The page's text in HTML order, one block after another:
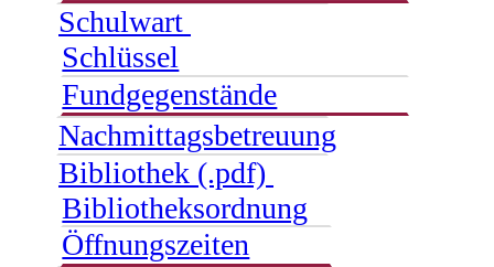
Schulwart
Schlüssel
Fundgegenstände
Nachmittagsbetreuung
Bibliothek (.pdf)
Bibliotheksordnung
Öffnungszeiten